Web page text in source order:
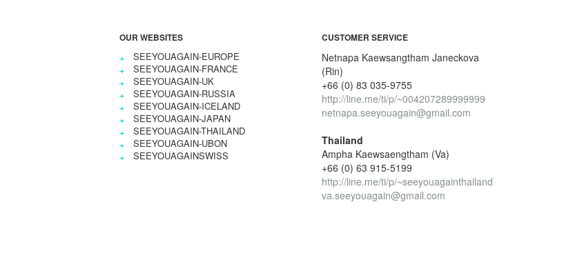
OUR WEBSITES
SEEYOUAGAIN-EUROPE
SEEYOUAGAIN-FRANCE
SEEYOUAGAIN-UK
SEEYOUAGAIN-RUSSIA
SEEYOUAGAIN-ICELAND
SEEYOUAGAIN-JAPAN
SEEYOUAGAIN-THAILAND
SEEYOUAGAIN-UBON
SEEYOUAGAINSWISS
CUSTOMER SERVICE
Netnapa Kaewsangtham Janeckova
(Rin)
+66 (0) 83 035-9755
http://line.me/ti/p/~004207289999999
netnapa.seeyouagain@gmail.com
Thailand
Ampha Kaewsaengtham (Va)
+66 (0) 63 915-5199
http://line.me/ti/p/~seeyouagainthailand
va.seeyouagain@gmail.com